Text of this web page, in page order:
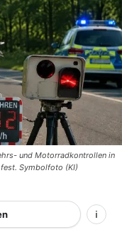
und Motorradkontrollen in
Symbolfoto (KI)
i